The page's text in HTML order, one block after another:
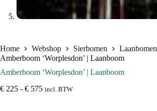
Home Webshop Sierbomen
Laanbomen
Amberboom ‘Worplesdon’ | Laanboom
Amberboom ‘Worplesdon’ | Laanboom
€ 225 - € 575Prijsklasse:
incl. BTW